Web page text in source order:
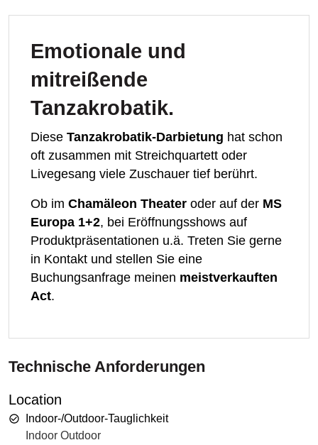
Emotionale und
mitreißende
Tanzakrobatik.
Diese Tanzakrobatik-Darbietung hat schon
oft zusammen mit Streichquartett oder
Livegesang viele Zuschauer tief berührt.
Ob im Chamäleon Theater oder auf der MS
Europa 1+2, bei Eröffnungsshows auf
Produktpräsentationen u.ä. Treten Sie gerne
in Kontakt und stellen Sie eine
Buchungsanfrage meinen meistverkauften
Act.
Technische Anforderungen
Location
Indoor-/Outdoor-Tauglichkeit
Indoor Outdoor